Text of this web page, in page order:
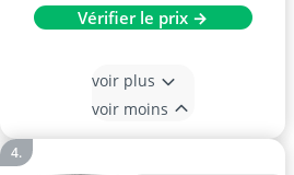
Vérifier le prix →
voir plus
voir moins